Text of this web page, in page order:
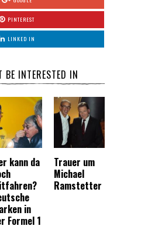
PINTEREST
LINKED IN
BE INTERESTED IN
kann da
in
Formel 1
Trauer um
Michael
Ramstetter